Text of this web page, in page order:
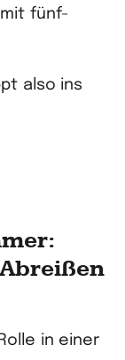
fünf-
also ins
in einer